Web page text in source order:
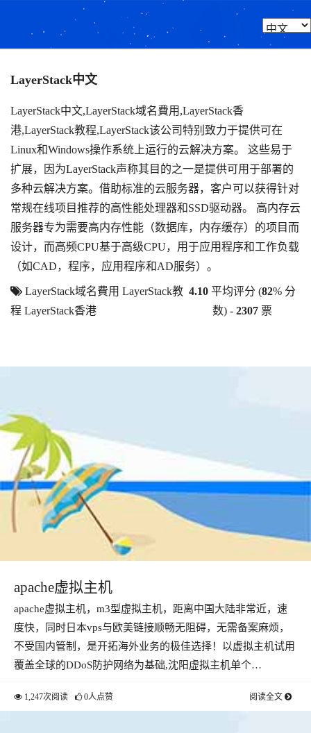
LayerStack中文
LayerStack中文,LayerStack域名費用,LayerStack香
港,LayerStack教程,LayerStack该公司特别致力于提供可在
Linux和Windows操作系统上运行的云解决方案。 这些易于
扩展，因为LayerStack声称其目的之一是提供可用于部署的
多种云解决方案。借助标准的云服务器，客户可以获得针对
常规在线项目推荐的高性能处理器和SSD驱动器。 高内存云
服务器专为需要高内存性能（数据库，内存缓存）的项目而
设计，而高频CPU基于高级CPU，用于应用程序和工作负载
（如CAD，程序，应用程序和AD服务）。
LayerStack域名費用 LayerStack教
程 LayerStack香港
4.10 平均评分 (82% 分
数) -2307 票
apache虚拟主机
apache虚拟主机，m3型虚拟主机，距离中国大陆非常近，速
度快，同时日本vps与欧美链接顺畅无阻碍，无需备案麻烦，
不受国内管制，是开拓海外业务的极佳选择！以虚拟主机试用
覆盖全球的DDoS防护网络为基础,沈阳虚拟主机单个…
1,247次阅读 0人点赞 阅读全文